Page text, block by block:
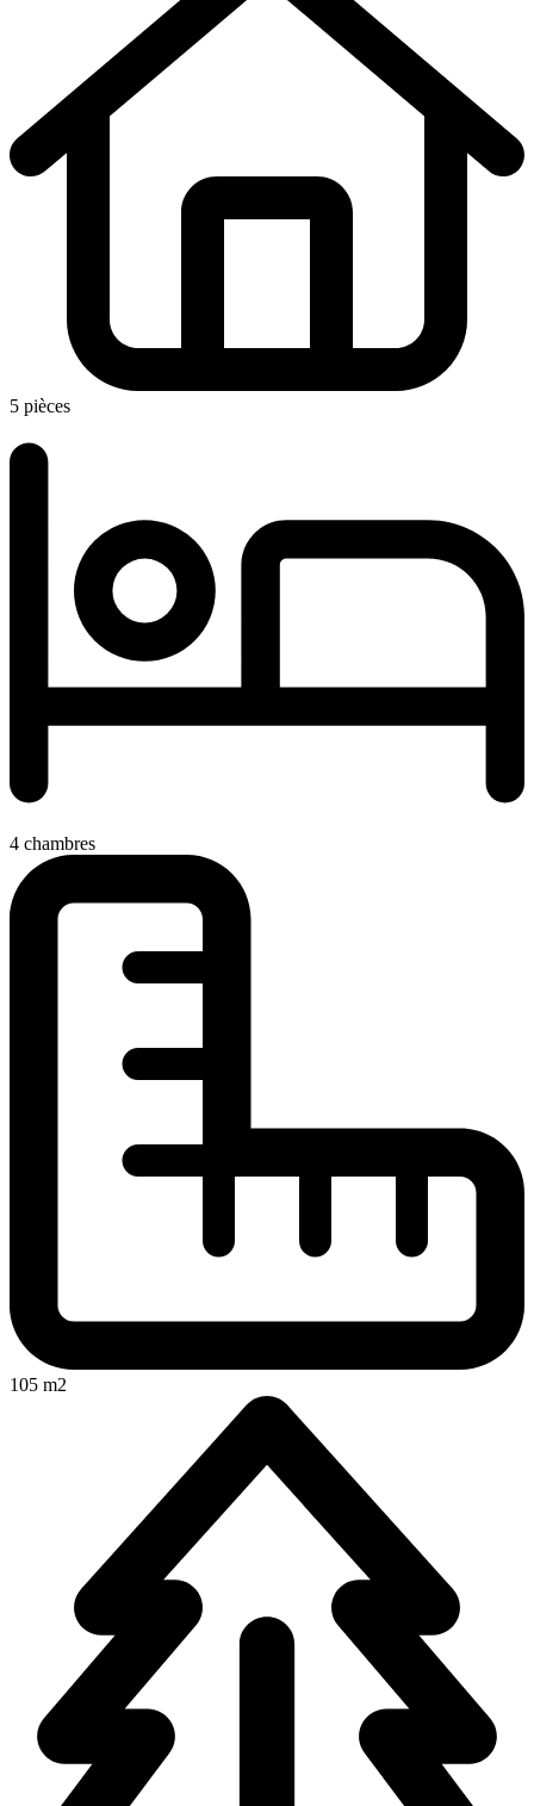
5 pièces
4 chambres
105 m2